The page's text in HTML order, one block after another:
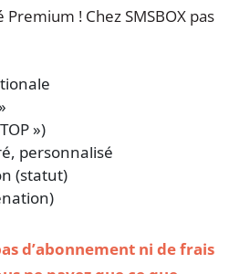
! Chez SMSBOX pas
»)
personnalisé
(statut)
d’abonnement ni de frais